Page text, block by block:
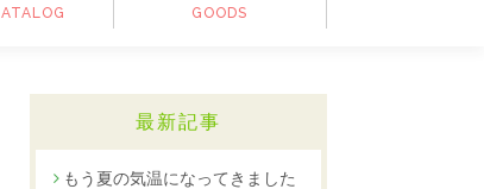
GOODS
最新記事
もう夏の気温になってきました